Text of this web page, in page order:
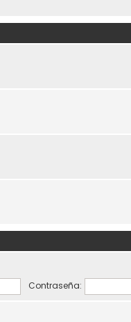
Contraseña: